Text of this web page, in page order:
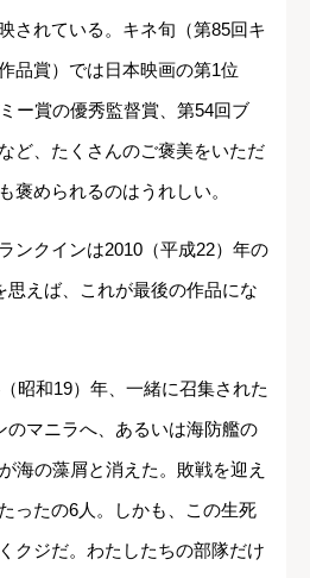
されている。キネ旬（第85回キ
品賞）では日本映画の第1位
ー賞の優秀監督賞、第54回ブ
ど、たくさんのご褒美をいただ
褒められるのはうれしい。
ンクインは2010（平成22）年の
思えば、これが最後の作品にな
昭和19）年、一緒に召集された
のマニラへ、あるいは海防艦の
海の藻屑と消えた。敗戦を迎え
ったの6人。しかも、この生死
クジだ。わたしたちの部隊だけ